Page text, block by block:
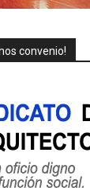
convenio!